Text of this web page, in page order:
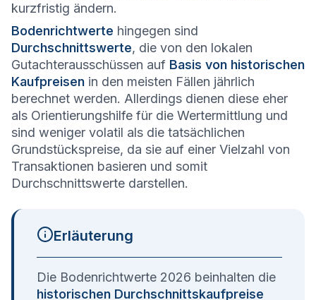
kurzfristig ändern.
Bodenrichtwerte hingegen sind
Durchschnittswerte, die von den lokalen
Gutachterausschüssen auf Basis von historischen
Kaufpreisen in den meisten Fällen jährlich
berechnet werden. Allerdings dienen diese eher
als Orientierungshilfe für die Wertermittlung und
sind weniger volatil als die tatsächlichen
Grundstückspreise, da sie auf einer Vielzahl von
Transaktionen basieren und somit
Durchschnittswerte darstellen.
Erläuterung
Die Bodenrichtwerte 2026 beinhalten die
historischen Durchschnittskaufpreise